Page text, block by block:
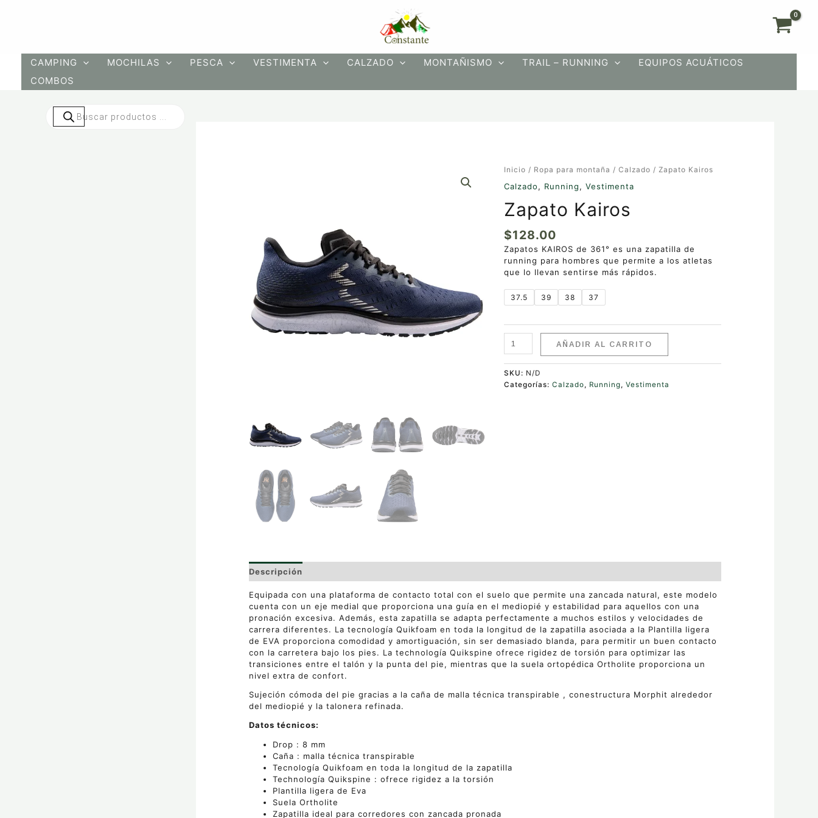
CAMPING MOCHILAS PESCA VESTIMENTA CALZADO MONTAÑISMO TRAIL – RUNNING
EQUIPOS ACUÁTICOS
COMBOS
Búsqueda
productos
Inicio / Ropa para montaña /Calzado / Zapato Kairos
Calzado, Running,Vestimenta
Zapato Kairos
$128.00
Zapatos KAIROS de 361° es una zapatilla de
running para hombres que permite a los atletas
que lo llevan sentirse más rápidos.
37.5 39 38 37
Zapato
cantidad
AÑADIR AL CARRITO
SKU: N/D
Categorías:Calzado, Running,Vestimenta
Descripción
Equipada con una plataforma de contacto total con el suelo que permite una zancada natural, este modelo
cuenta con un eje medial que proporciona una guía en el mediopié y estabilidad para aquellos con una
pronación excesiva. Además, esta zapatilla se adapta perfectamente a muchos estilos y velocidades de
carrera diferentes. La tecnología Quikfoam en toda la longitud de la zapatilla asociada a la Plantilla ligera
de EVA proporciona comodidad y amortiguación, sin ser demasiado blanda, para permitir un buen contacto
con la carretera bajo los pies. La technología Quikspine ofrece rigidez de torsión para optimizar las
transiciones entre el talón y la punta del pie, mientras que la suela ortopédica Ortholite proporciona un
nivel extra de confort.
Sujeción cómoda del pie gracias a la caña de malla técnica transpirable , conestructura Morphit alrededor
del mediopié y la talonera refinada.
Datos técnicos:
Drop : 8 mm
Caña : malla técnica transpirable
Tecnología Quikfoam en toda la longitud de la zapatilla
Technología Quikspine : ofrece rigidez a la torsión
Plantilla ligera de Eva
Suela Ortholite
Zapatilla ideal para corredores con zancada pronada